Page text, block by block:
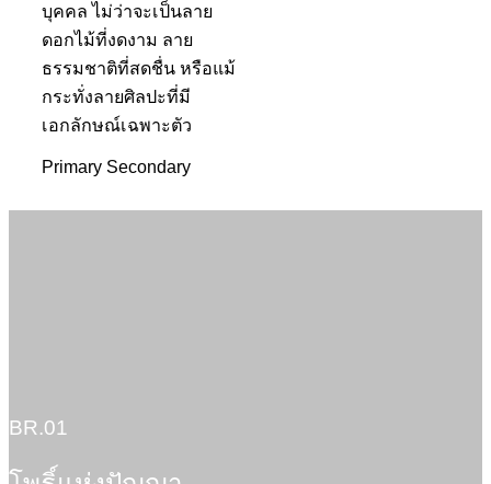
บุคคล ไม่ว่าจะเป็นลาย
ดอกไม้ที่งดงาม ลาย
ธรรมชาติที่สดชื่น หรือแม้
กระทั่งลายศิลปะที่มี
เอกลักษณ์เฉพาะตัว
Primary Secondary
BR.01